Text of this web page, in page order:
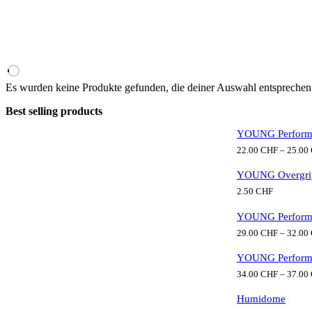
Es wurden keine Produkte gefunden, die deiner Auswahl
Best selling products
YOUNG
22.00 CHF – 25.00
YOUNG
2.50 CHF
YOUNG
29.00 CHF – 32.00
YOUNG
34.00 CHF – 37.00
Humidome